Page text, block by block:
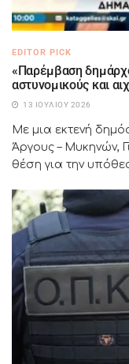
EDITOR PICK
«Παρέμβαση
αστυνομικούς και
13 ΙΟΥΛΊΟΥ 2026
Με μια εκτενή
Άργους – Μυκηνών,
θέση για την